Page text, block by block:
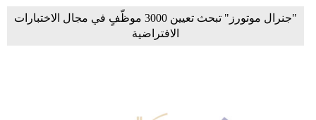
"جنرال موتورز" تبحث تعيين 3000 موظّفٍ في مجال الاختبارات
الافتراضية